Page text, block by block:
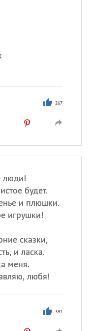
267
люди!
будет.
и плюшки.
игрушки!
сказки,
и ласка.
меня.
любя!
391